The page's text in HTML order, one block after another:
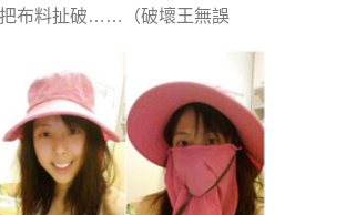
把布料扯破……（破壞王無誤